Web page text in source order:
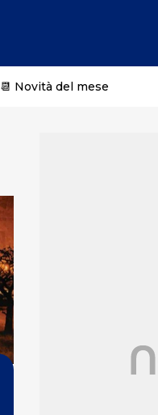
📆 Novità del mese